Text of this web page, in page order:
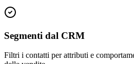
Segmenti dal CRM
Filtri i contatti per attributi e